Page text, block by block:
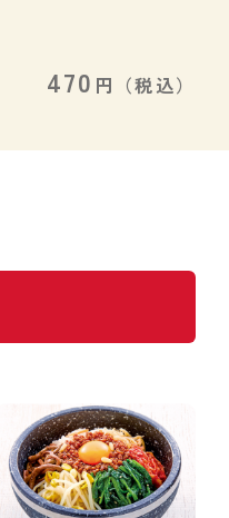
470 円 （税込）